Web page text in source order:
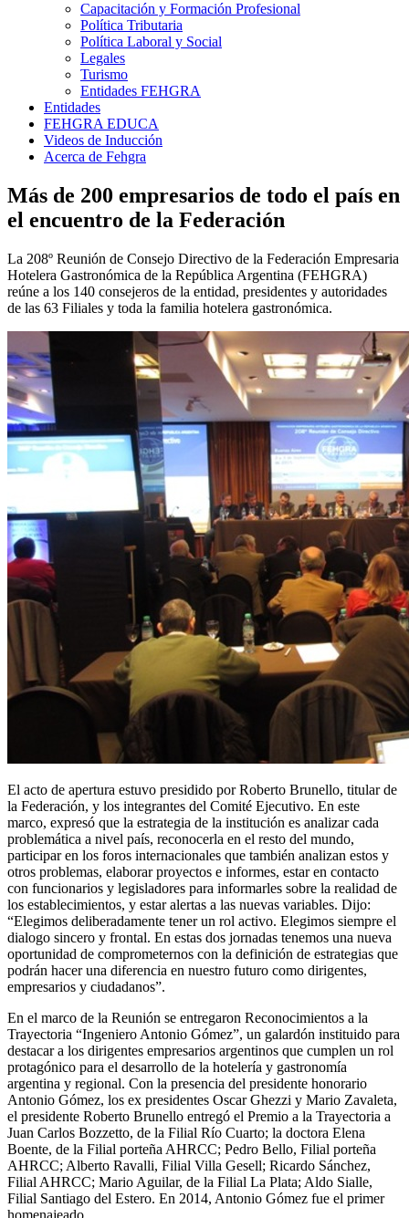
Capacitación y Formación Profesional
Política Tributaria
Política Laboral y Social
Legales
Turismo
Entidades FEHGRA
Entidades
FEHGRA EDUCA
Videos de Inducción
Acerca de Fehgra
Más de 200 empresarios de todo el país en
el encuentro de la Federación
La 208º Reunión de Consejo Directivo de la Federación Empresaria
Hotelera Gastronómica de la República Argentina (FEHGRA)
reúne a los 140 consejeros de la entidad, presidentes y autoridades
de las 63 Filiales y toda la familia hotelera gastronómica.
El acto de apertura estuvo presidido por Roberto Brunello, titular de
la Federación, y los integrantes del Comité Ejecutivo. En este
marco, expresó que la estrategia de la institución es analizar cada
problemática a nivel país, reconocerla en el resto del mundo,
participar en los foros internacionales que también analizan estos y
otros problemas, elaborar proyectos e informes, estar en contacto
con funcionarios y legisladores para informarles sobre la realidad de
los establecimientos, y estar alertas a las nuevas variables. Dijo:
“Elegimos deliberadamente tener un rol activo. Elegimos siempre el
dialogo sincero y frontal. En estas dos jornadas tenemos una nueva
oportunidad de comprometernos con la definición de estrategias que
podrán hacer una diferencia en nuestro futuro como dirigentes,
empresarios y ciudadanos”.
En el marco de la Reunión se entregaron Reconocimientos a la
Trayectoria “Ingeniero Antonio Gómez”, un galardón instituido para
destacar a los dirigentes empresarios argentinos que cumplen un rol
protagónico para el desarrollo de la hotelería y gastronomía
argentina y regional. Con la presencia del presidente honorario
Antonio Gómez, los ex presidentes Oscar Ghezzi y Mario Zavaleta,
el presidente Roberto Brunello entregó el Premio a la Trayectoria a
Juan Carlos Bozzetto, de la Filial Río Cuarto; la doctora Elena
Boente, de la Filial porteña AHRCC; Pedro Bello, Filial porteña
AHRCC; Alberto Ravalli, Filial Villa Gesell; Ricardo Sánchez,
Filial AHRCC; Mario Aguilar, de la Filial La Plata; Aldo Sialle,
Filial Santiago del Estero. En 2014, Antonio Gómez fue el primer